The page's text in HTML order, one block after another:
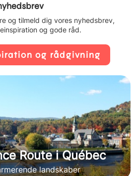
og tilmeld dig vores nyhedsbrev,
og gode råd.
og rådgivning
Route i Québec
landskaber